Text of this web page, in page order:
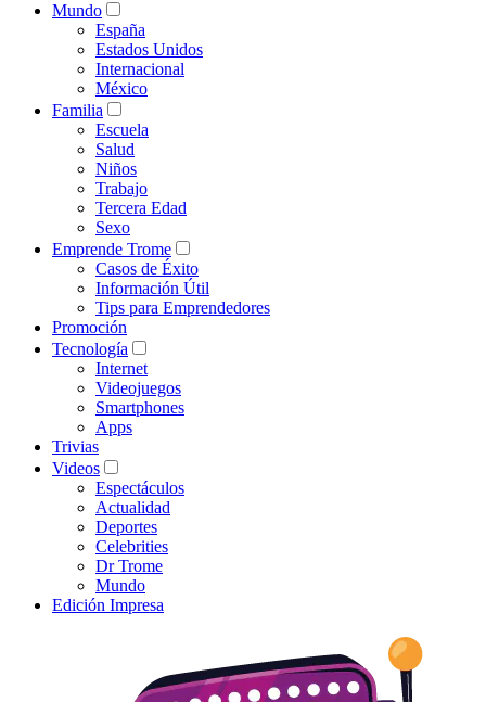
Mundo
España
Estados Unidos
Internacional
México
Familia
Escuela
Salud
Niños
Trabajo
Tercera Edad
Sexo
Emprende Trome
Casos de Éxito
Información Útil
Tips para Emprendedores
Promoción
Tecnología
Internet
Videojuegos
Smartphones
Apps
Trivias
Videos
Espectáculos
Actualidad
Deportes
Celebrities
Dr Trome
Mundo
Edición Impresa